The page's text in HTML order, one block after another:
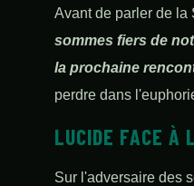
Avant de parler de la
sommes fiers de
la prochaine
perdre dans
LUCIDE FACE À
Sur l'adversaire des